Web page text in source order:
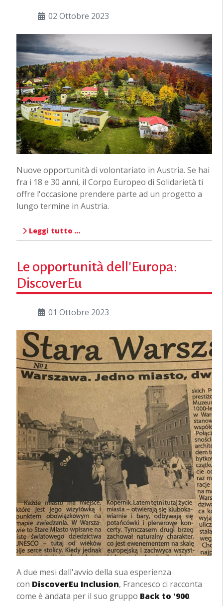
02 Ottobre 2023
Nuove opportunità di volontariato in Austria. Se hai
fra i 18 e 30 anni, il Corpo Europeo di Solidarietà ti
offre l'occasione prendere parte ad un progetto a
lungo termine in Austria.
Leggi tutto …
Le opportunità dell'Europa:
DiscoverEu
01 Ottobre 2023
A due mesi dall'avvio della sua esperienza
con DiscoverEu Inclusion, Francesco ci racconta
come è andata per il suo gruppo Back to '900.